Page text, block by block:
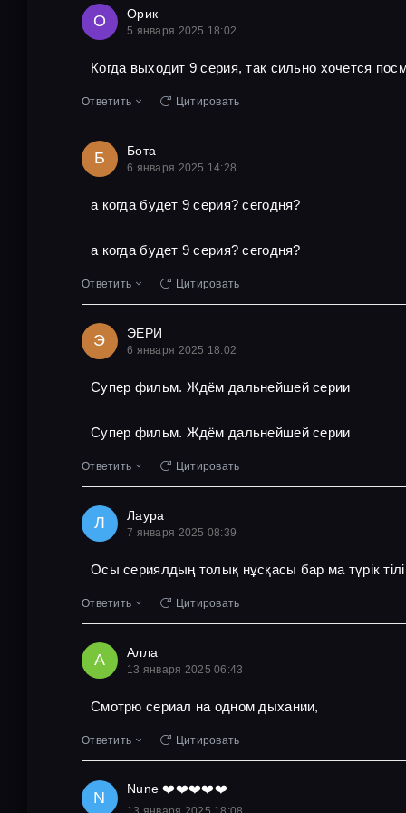
О Орик
5 января 2025 18:02
Когда выходит 9 серия, так сильно хочется
Ответить Цитировать
Б Бота
6 января 2025 14:28
а когда будет 9 серия? сегодня?
а когда будет 9 серия? сегодня?
Ответить Цитировать
Э ЭЕРИ
6 января 2025 18:02
Супер фильм. Ждём дальнейшей серии
Супер фильм. Ждём дальнейшей серии
Ответить Цитировать
Л Лаура
7 января 2025 08:39
Осы сериялдың толық нұсқасы бар ма түрік
Ответить Цитировать
А Алла
13 января 2025 06:43
Смотрю сериал на одном дыхании,
Ответить Цитировать
N
Nune ❤️❤️❤️❤️❤️